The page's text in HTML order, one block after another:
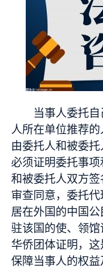
当事人委托
人所在单位推荐
由委托人和被委
必须证明委托事
和被委托人双方
审查同意，委托
居在外国的中国
驻该国的使、领
华侨团体证明，这
保障当事人的权益